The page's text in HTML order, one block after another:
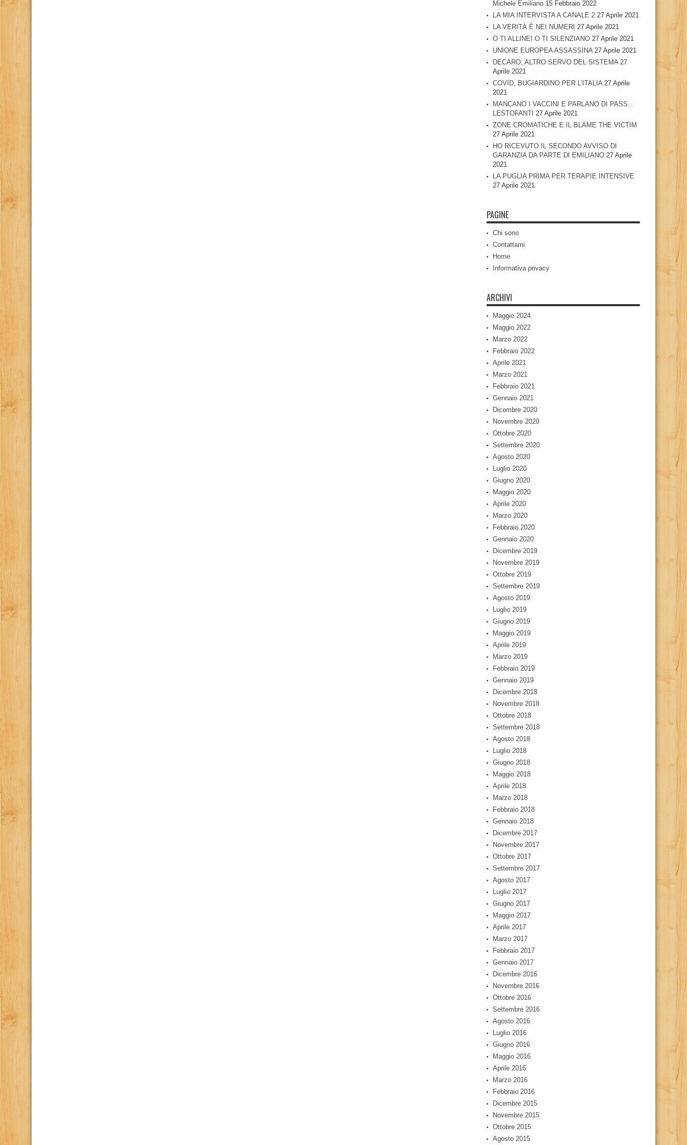
Michele Emiliano 15 Febbraio 2022
LA MIA INTERVISTA A CANALE 2 27 Aprile 2021
LA VERITÀ È NEI NUMERI 27 Aprile 2021
O TI ALLINEI O TI SILENZIANO 27 Aprile 2021
UNIONE EUROPEA ASSASSINA 27 Aprile 2021
DECARO, ALTRO SERVO DEL SISTEMA 27
Aprile 2021
COVID, BUGIARDINO PER L’ITALIA 27 Aprile
2021
MANCANO I VACCINI E PARLANO DI PASS…
LESTOFANTI 27 Aprile 2021
ZONE CROMATICHE E IL BLAME THE VICTIM
27 Aprile 2021
HO RICEVUTO IL SECONDO AVVISO DI
GARANZIA DA PARTE DI EMILIANO 27 Aprile
2021
LA PUGLIA PRIMA PER TERAPIE INTENSIVE
27 Aprile 2021
PAGINE
Chi sono
Contattami
Home
Informativa privacy
ARCHIVI
Maggio 2024
Maggio 2022
Marzo 2022
Febbraio 2022
Aprile 2021
Marzo 2021
Febbraio 2021
Gennaio 2021
Dicembre 2020
Novembre 2020
Ottobre 2020
Settembre 2020
Agosto 2020
Luglio 2020
Giugno 2020
Maggio 2020
Aprile 2020
Marzo 2020
Febbraio 2020
Gennaio 2020
Dicembre 2019
Novembre 2019
Ottobre 2019
Settembre 2019
Agosto 2019
Luglio 2019
Giugno 2019
Maggio 2019
Aprile 2019
Marzo 2019
Febbraio 2019
Gennaio 2019
Dicembre 2018
Novembre 2018
Ottobre 2018
Settembre 2018
Agosto 2018
Luglio 2018
Giugno 2018
Maggio 2018
Aprile 2018
Marzo 2018
Febbraio 2018
Gennaio 2018
Dicembre 2017
Novembre 2017
Ottobre 2017
Settembre 2017
Agosto 2017
Luglio 2017
Giugno 2017
Maggio 2017
Aprile 2017
Marzo 2017
Febbraio 2017
Gennaio 2017
Dicembre 2016
Novembre 2016
Ottobre 2016
Settembre 2016
Agosto 2016
Luglio 2016
Giugno 2016
Maggio 2016
Aprile 2016
Marzo 2016
Febbraio 2016
Dicembre 2015
Novembre 2015
Ottobre 2015
Agosto 2015